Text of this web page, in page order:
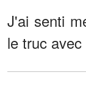
J'ai senti
le truc avec